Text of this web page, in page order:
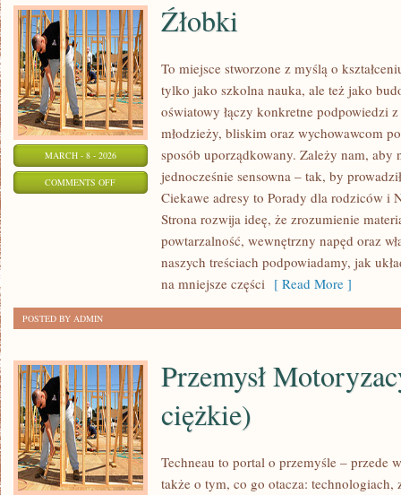
MARCH - 8 - 2026
COMMENTS OFFON
Źłobki
To miejsce stworzone z myślą o
tylko jako szkolna nauka, ale też jako
oświatowy łączy konkretne podpowiedzi
młodzieży, bliskim oraz wychowawcom
sposób uporządkowany. Zależy nam, aby
jednocześnie sensowna – tak, by
Ciekawe adresy to Porady dla rodziców i
Strona rozwija ideę, że zrozumienie
powtarzalność, wewnętrzny napęd oraz
naszych treściach podpowiadamy, jak
na mniejsze części [ Read More ]
POSTED BY ADMIN
Przemysł
ciężkie)
Techneau to portal o przemyśle – przede
także o tym, co go otacza: technologiach,